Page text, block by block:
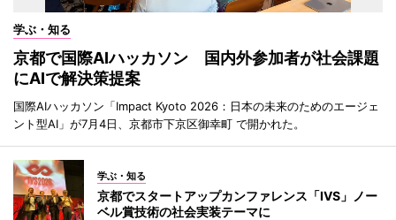
学ぶ・知る
京都で国際AIハッカソン 国内外参加者が社会課題
にAIで解決策提案
国際AIハッカソン「Impact Kyoto 2026：日本の未来のためのエージェ
ント型AI」が7月4日、京都市下京区御幸町 で開かれた。
学ぶ・知る
京都でスタートアップカンファレンス「IVS」ノー
ベル賞技術の社会実装テーマに